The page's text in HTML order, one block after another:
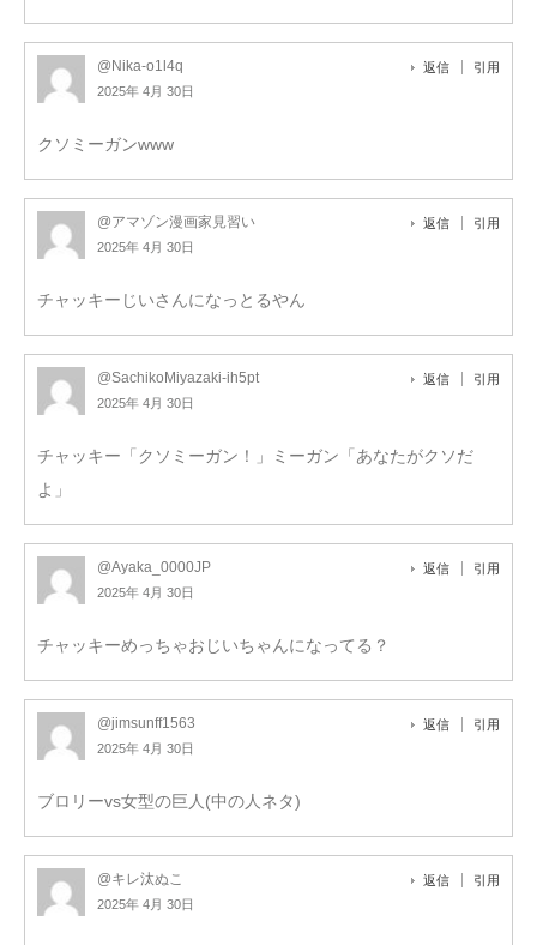
@Nika-o1l4q
2025年 4月 30日
返信 引用
クソミーガンwww
@アマゾン漫画家見習い
2025年 4月 30日
返信 引用
チャッキーじいさんになっとるやん
@SachikoMiyazaki-ih5pt
2025年 4月 30日
返信 引用
チャッキー「クソミーガン！」ミーガン「あなたがクソだ
よ」
@Ayaka_0000JP
2025年 4月 30日
返信 引用
チャッキーめっちゃおじいちゃんになってる？
@jimsunff1563
2025年 4月 30日
返信 引用
ブロリーvs女型の巨人(中の人ネタ)
@キレ汰ぬこ
2025年 4月 30日
返信 引用